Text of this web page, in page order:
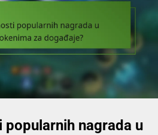
popularnih nagrada u